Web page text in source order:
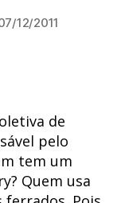
12/2011
de
pelo
tem um
Quem usa